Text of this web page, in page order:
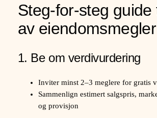
Steg-for-steg guide
av
1. Be om verdivurdering
Inviter minst 2–3 meglere for gratis
Sammenlign estimert salgspris,
og provisjon